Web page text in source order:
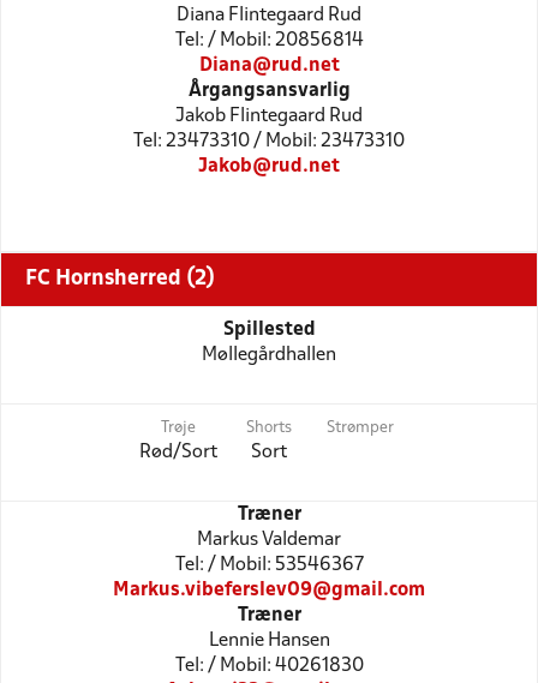
Diana Flintegaard Rud
Tel: / Mobil: 20856814
Diana@rud.net
Årgangsansvarlig
Jakob Flintegaard Rud
Tel: 23473310 / Mobil: 23473310
Jakob@rud.net
FC Hornsherred (2)
Spillested
Møllegårdhallen
Trøje
Rød/Sort
Shorts
Sort
Strømper
Træner
Markus Valdemar
Tel: / Mobil: 53546367
Markus.vibeferslev09@gmail.com
Træner
Lennie Hansen
Tel: / Mobil: 40261830